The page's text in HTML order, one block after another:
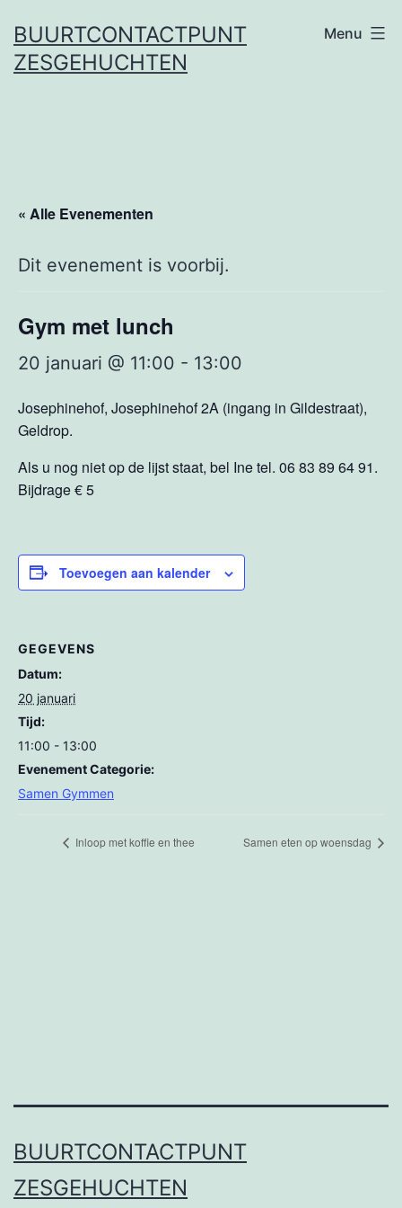
naar
de
BUURTCONTACTPUNT
ZESGEHUCHTEN
Menu
« Alle Evenementen
Dit evenement is voorbij.
Gym met lunch
20 januari @ 11:00 - 13:00
Josephinehof, Josephinehof 2A (ingang in Gildestraat),
Geldrop.
Als u nog niet op de lijst staat, bel Ine tel. 06 83 89 64 91.
Bijdrage € 5
Toevoegen aan kalender
GEGEVENS
Datum:
20 januari
Tijd:
11:00 - 13:00
Evenement Categorie:
Samen Gymmen
Inloop met koffie en thee Samen eten op woensdag
BUURTCONTACTPUNT
ZESGEHUCHTEN